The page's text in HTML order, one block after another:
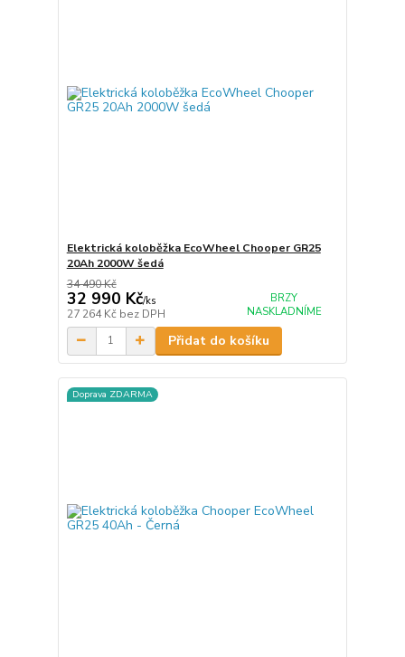
Elektrická koloběžka EcoWheel Chooper GR25
20Ah 2000W šedá
34 490 Kč
32 990 Kč/ks
27 264 Kč bez DPH
BRZY
NASKLADNÍME
Přidat do košíku
Doprava ZDARMA